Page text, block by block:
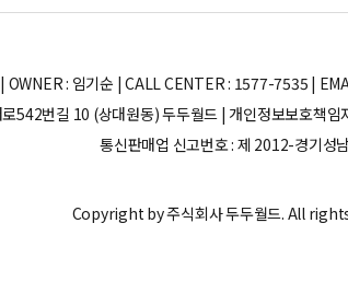
| OWNER : 임기순 | CALL CENTER : 1577-7535 |
542번길 10 (상대원동) 두두월드 | 개인정보보호책
통신판매업 신고번호 : 제 2012-경기성
Copyright by 주식회사 두두월드. All